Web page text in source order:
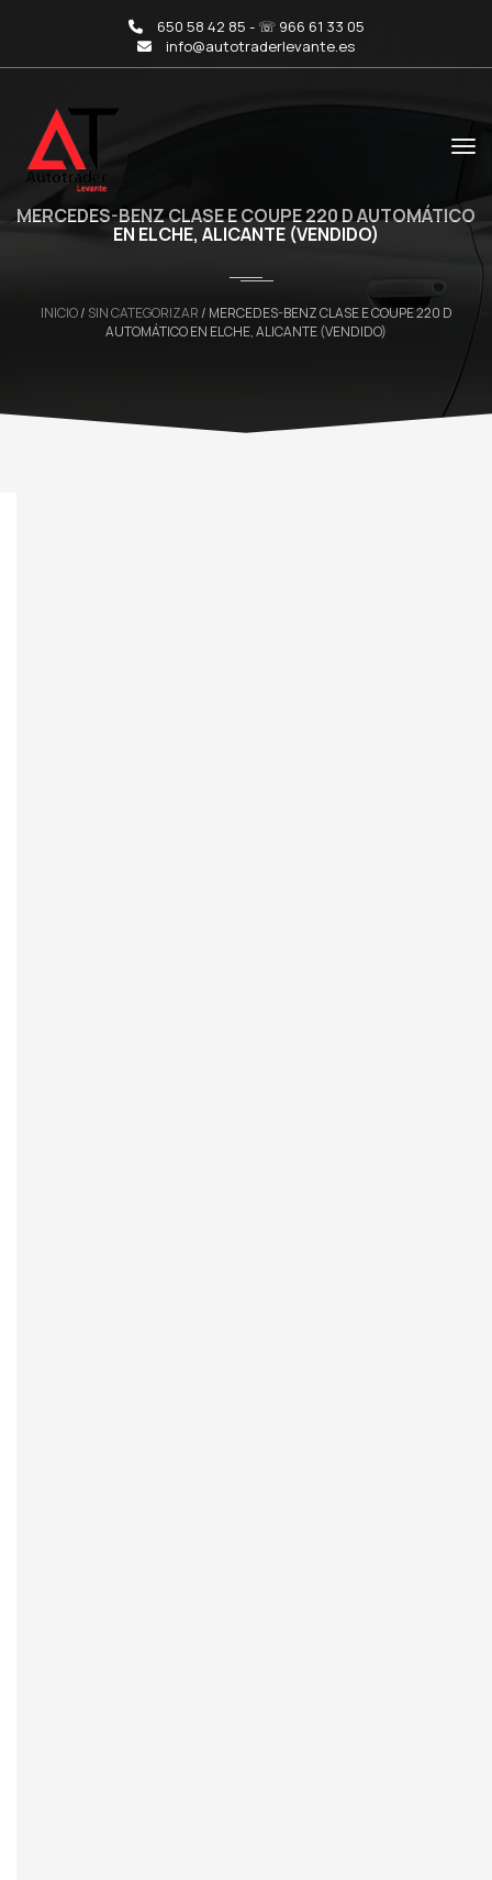
650 58 42 85 - ☏ 966 61 33 05
info@autotraderlevante.es
MERCEDES-BENZ CLASE E COUPE 220 D AUTOMÁTICO
EN ELCHE, ALICANTE (VENDIDO)
INICIO/ SIN CATEGORIZAR/ MERCEDES-BENZ CLASE E COUPE 220 D
AUTOMÁTICO EN ELCHE, ALICANTE (VENDIDO)